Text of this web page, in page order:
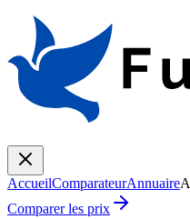
AccueilComparateurAnnuaire
Comparer les prix